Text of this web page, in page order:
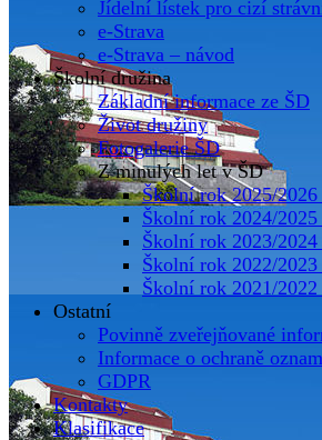
Jídelní lístek pro cizí
e-Strava
e-Strava – návod
Školní družina
Základní informace ze ŠD
Život družiny
Fotogalerie ŠD
Z minulých let v ŠD
Školní rok 2025/
Školní rok 2024/
Školní rok 2023/
Školní rok 2022/
Školní rok 2021/
Ostatní
Povinně zveřejňované
Informace o ochraně
GDPR
Kontakty
Klasifikace